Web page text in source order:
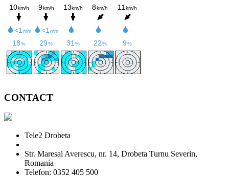
CONTACT
Tele2 Drobeta
Str. Maresal Averescu, nr. 14, Drobeta Turnu Severin,
Romania
Telefon: 0352 405 500